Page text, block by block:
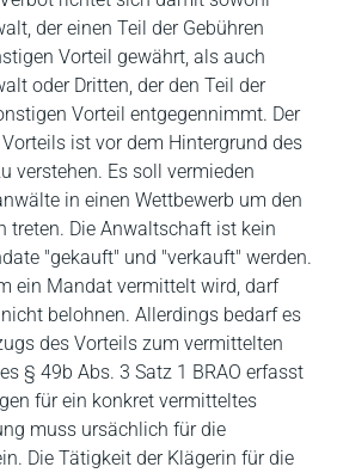
der einen Teil der Gebühren
Vorteil gewährt, als auch
oder Dritten, der den Teil der
Vorteil entgegennimmt. Der
ist vor dem Hintergrund des
verstehen. Es soll vermieden
in einen Wettbewerb um den
treten. Die Anwaltschaft ist kein
"gekauft" und "verkauft" werden.
ein Mandat vermittelt wird, darf
belohnen. Allerdings bedarf es
des Vorteils zum vermittelten
§ 49b Abs. 3 Satz 1 BRAO erfasst
für ein konkret vermitteltes
muss ursächlich für die
Die Tätigkeit der Klägerin für die